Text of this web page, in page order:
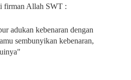
firman Allah SWT :
adukan kebenaran dengan
sembunyikan kebenaran,